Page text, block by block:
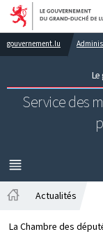
gouvernement.lu
Service des
MENU
PRINCIPAL
Actualités
La Chambre des